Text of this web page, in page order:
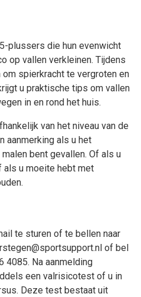
plussers die hun evenwicht
op vallen verkleinen. Tijdens
spierkracht te vergroten en
u praktische tips om vallen
in en rond het huis.
van het niveau van de
aanmerking als u het
bent gevallen. Of als u
u moeite hebt met
te sturen of te bellen naar
of bel
4085. Na aanmelding
een valrisicotest of u in
Deze test bestaat uit